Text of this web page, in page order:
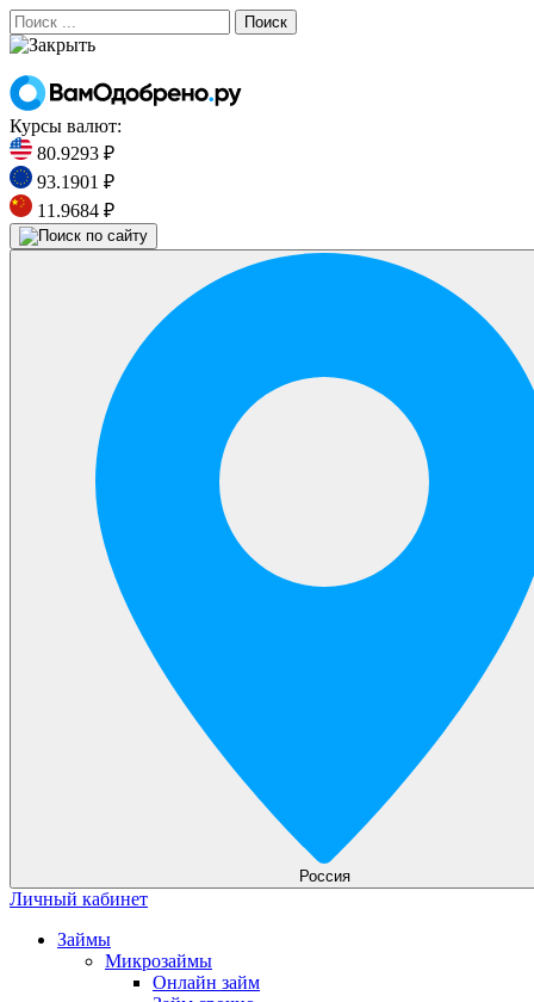
Поиск
Курсы валют:
80.9293 ₽
93.1901 ₽
11.9684 ₽
Россия
Личный кабинет
Займы
Микрозаймы
Онлайн займ